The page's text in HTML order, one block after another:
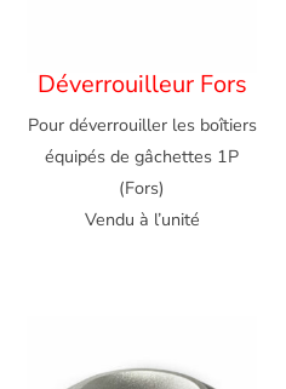
Déverrouilleur Fors
Pour déverrouiller les boîtiers
équipés de gâchettes 1P
(Fors)
Vendu à l’unité